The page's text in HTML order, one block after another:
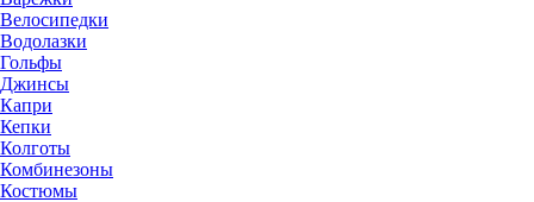
Велосипедки
Водолазки
Гольфы
Джинсы
Капри
Кепки
Колготы
Комбинезоны
Костюмы